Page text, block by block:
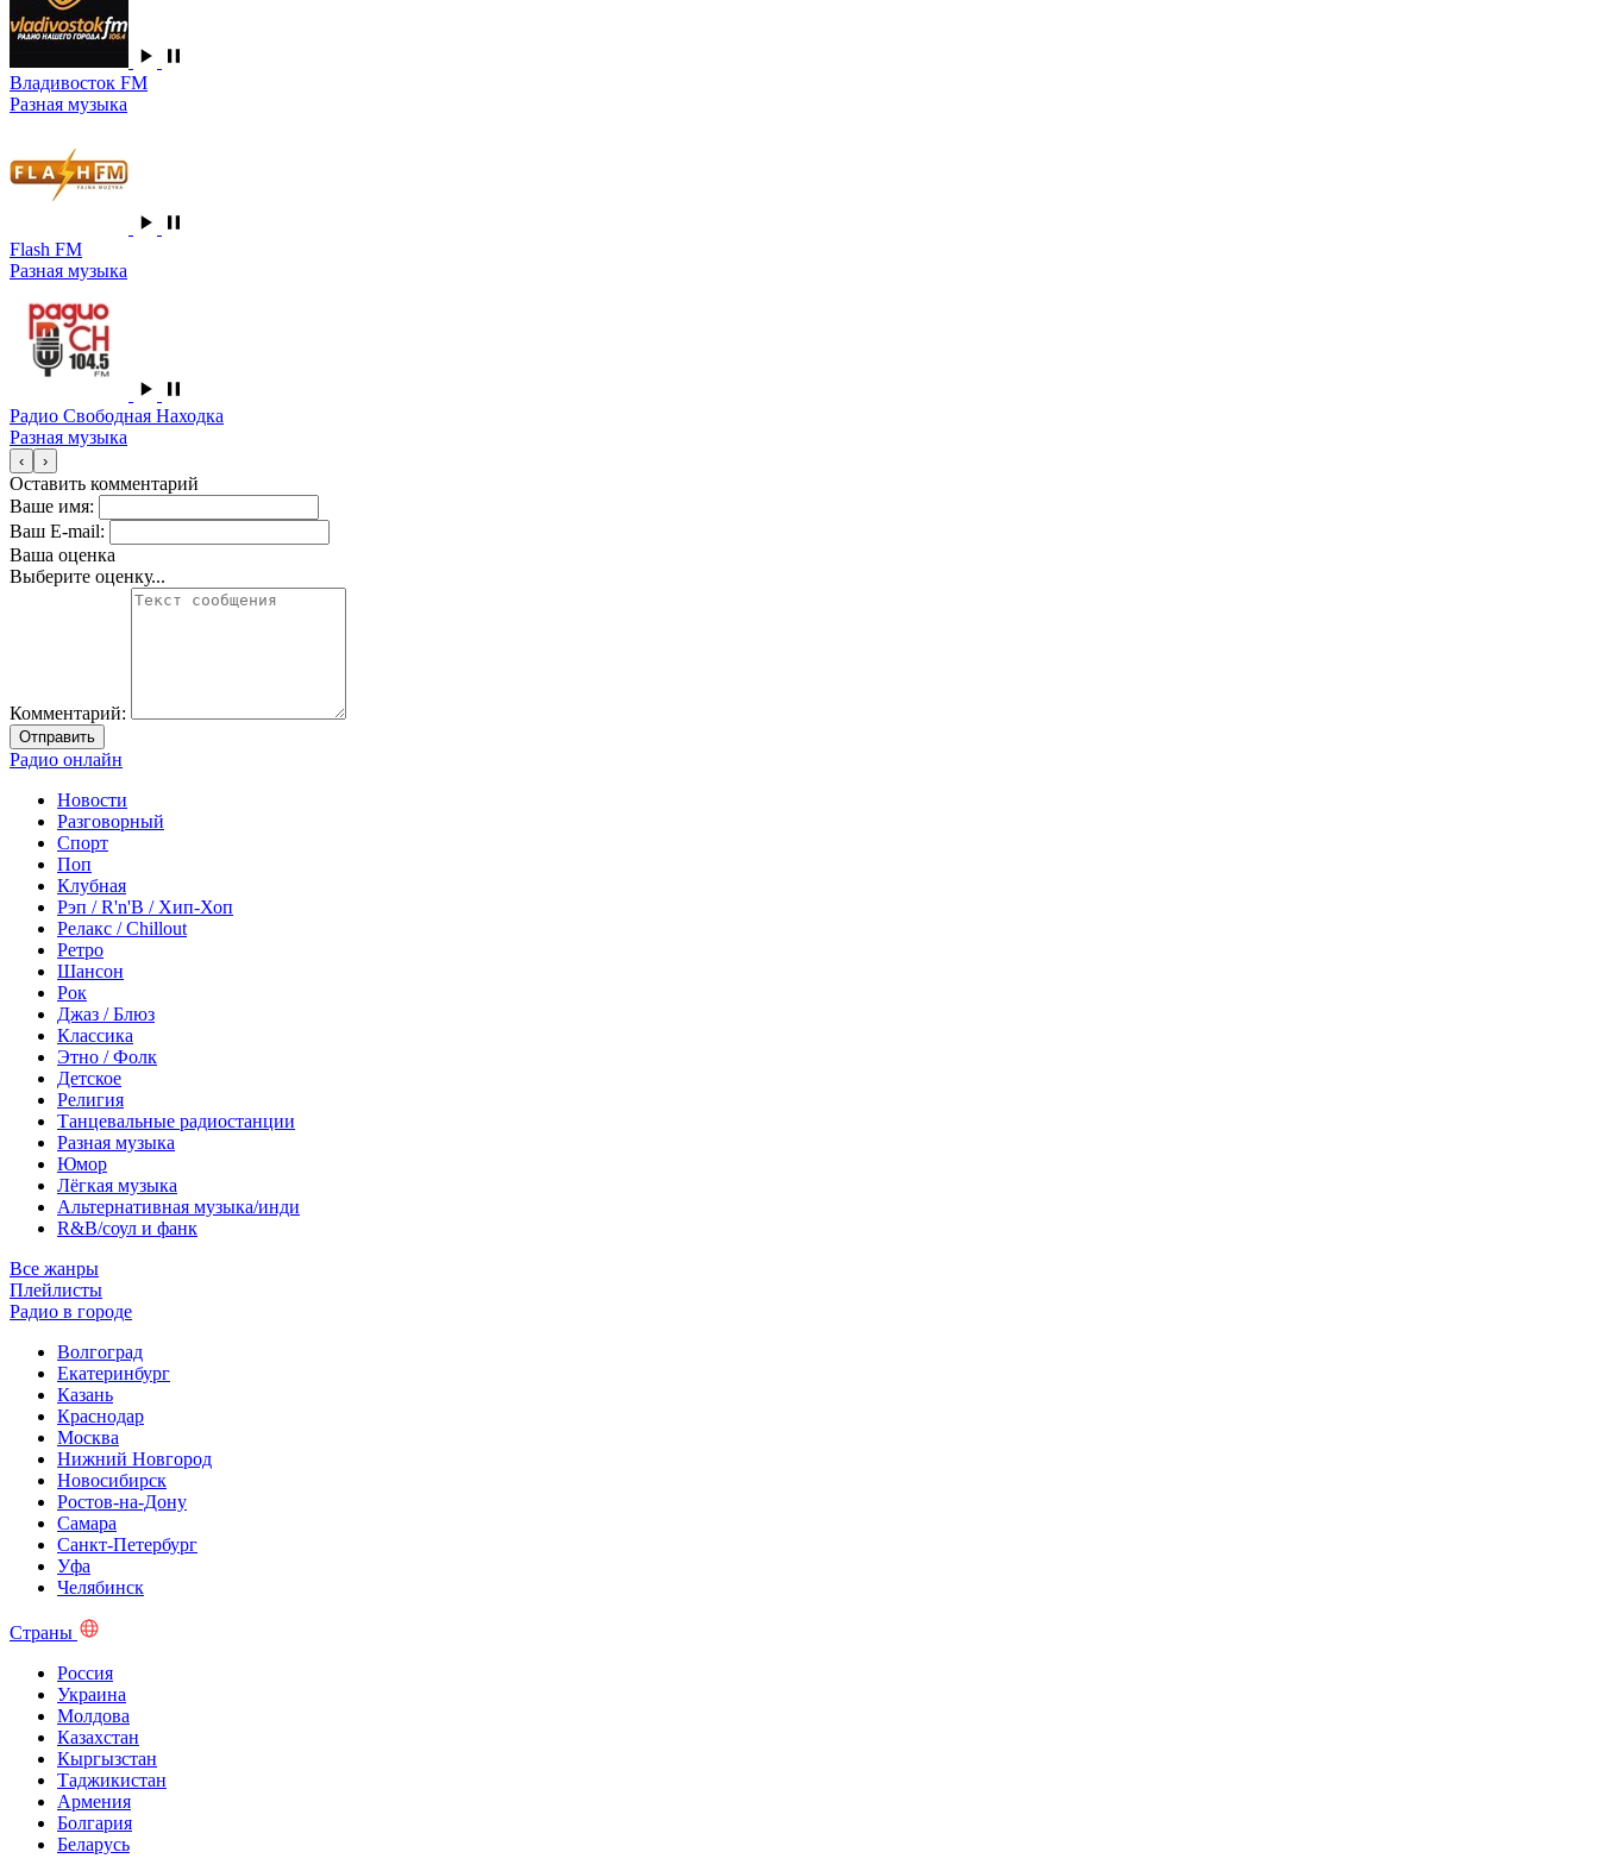
Владивосток FM
Разная музыка
Flash FM
Разная музыка
Радио Свободная Находка
Разная музыка
‹ ›
Оставить комментарий
Ваше имя:
Ваш E-mail:
Ваша оценка
Выберите оценку...
Комментарий:
Отправить
Радио онлайн
Новости
Разговорный
Спорт
Поп
Клубная
Рэп / R'n'B / Хип-Хоп
Релакс / Chillout
Ретро
Шансон
Рок
Джаз / Блюз
Классика
Этно / Фолк
Детское
Религия
Танцевальные радиостанции
Разная музыка
Юмор
Лёгкая музыка
Альтернативная музыка/инди
R&B/cоул и фанк
Все жанры
Плейлисты
Радио в городе
Волгоград
Екатеринбург
Казань
Краснодар
Москва
Нижний Новгород
Новосибирск
Ростов-на-Дону
Самара
Санкт-Петербург
Уфа
Челябинск
Страны
Россия
Украина
Молдова
Казахстан
Кыргызстан
Таджикистан
Армения
Болгария
Беларусь